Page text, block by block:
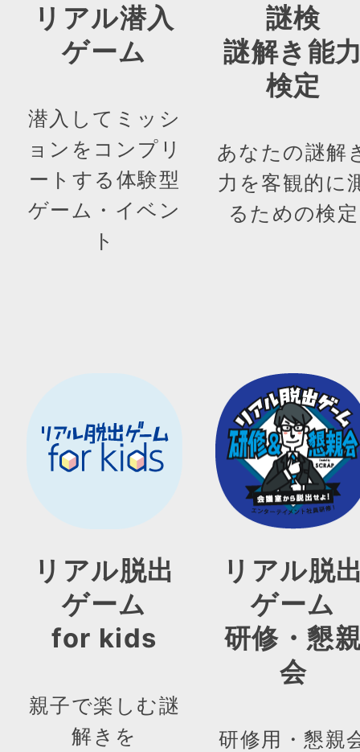
リアル潜入
ゲーム
潜入してミッシ
ョンをコンプリ
ートする体験型
ゲーム・イベン
ト
謎検
謎解き能
検定
あなたの謎解
力を客観的に
るための検定
リアル脱出
ゲーム
for kids
親子で楽しむ謎
解きを
リアル脱
ゲーム
研修・懇
会
研修用・懇親